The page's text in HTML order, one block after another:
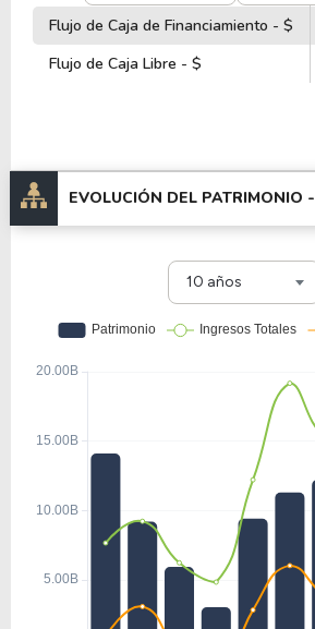
Flujo de Caja de Financiamiento - $
Flujo de Caja Libre - $
EVOLUCIÓN DEL PATRIMONIO -
10 años